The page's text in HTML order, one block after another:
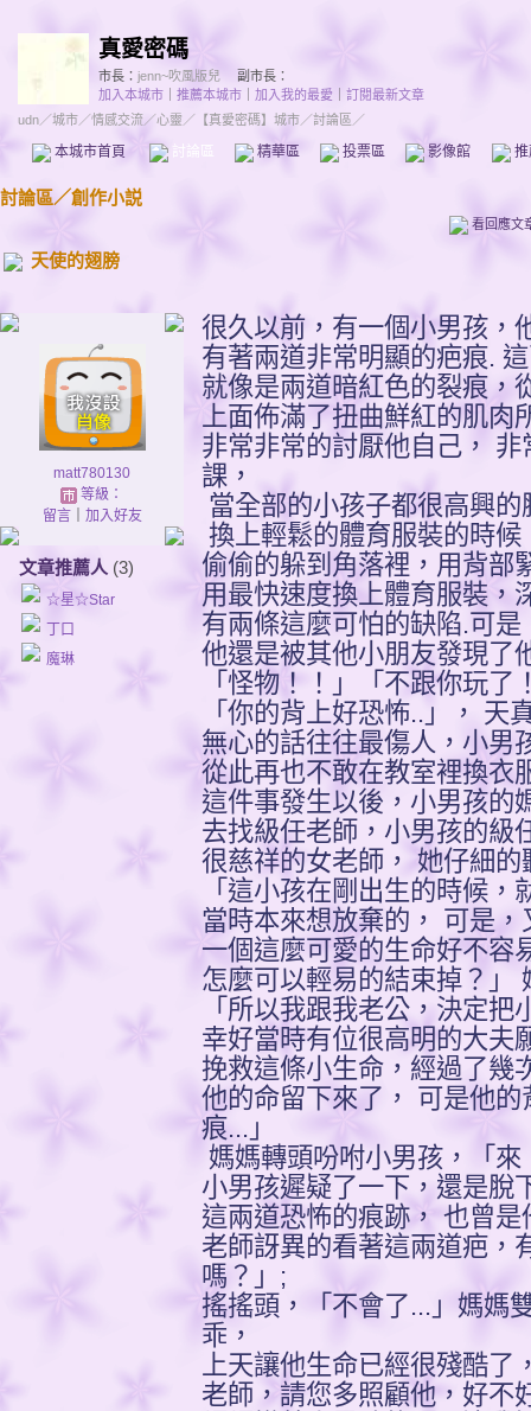
真愛密碼
市長： jenn~吹風版兒
副市長：
加入本城市
推薦本城市 加入我的最愛
訂閱最新文章
udn／城市／情感交流／心靈 ／ 【真愛密碼】城市／討論區／
本城市首頁 討論區 精華區 投票區 影像館
討論區／創作小説
看回應文
天使的翅膀
matt780130
等級：
留言｜ 加入好友
文章推薦人 (3)
☆星☆Star
丁口
魔琳
很久以前，有一個小男孩，
有著兩道非常明顯的疤痕.
就像是兩道暗紅色的裂痕，
上面佈滿了扭曲鮮紅的肌肉
非常非常的討厭他自己，
課，
當全部的小孩子都很高興
換上輕鬆的體育服裝的時
偷偷的躲到角落裡，用背部
用最快速度換上體育服裝，
有兩條這麼可怕的缺陷.可是
他還是被其他小朋友發現了
「怪物！！」「不跟你玩
「你的背上好恐怖..」， 天
無心的話往往最傷人，小男
從此再也不敢在教室裡換衣
這件事發生以後，小男孩的
去找級任老師，小男孩的級
很慈祥的女老師， 她仔細
「這小孩在剛出生的時候，
當時本來想放棄的， 可是，
一個這麼可愛的生命好不容
怎麼可以輕易的結束掉？」
「所以我跟我老公，決定把
幸好當時有位很高明的大夫
挽救這條小生命，經過了幾
他的命留下來了， 可是他
痕...」
媽媽轉頭吩咐小男孩，「
小男孩遲疑了一下，還是脫
這兩道恐怖的痕跡， 也曾
老師訝異的看著這兩道疤，
嗎？」;
搖搖頭，「不會了...」媽媽
乖，
上天讓他生命已經很殘酷了
老師，請您多照顧他，好不